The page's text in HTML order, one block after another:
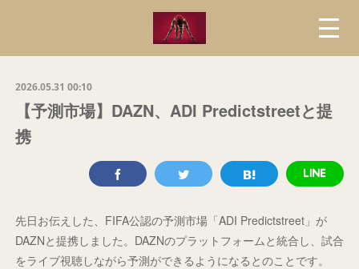
2026.05.31 00:10
【予測市場】DAZN、ADI Predictstreetと提
携
先日お伝えした、FIFA公認の予測市場「ADI Predictstreet」が
DAZNと提携しました。DAZNのプラットフォームと統合し、試合
をライブ視聴しながら予測ができるようになるとのことです。